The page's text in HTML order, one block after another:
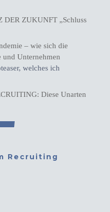
DER ZUKUNFT „Schluss
– wie sich die
und Unternehmen
welches ich
Diese Unarten
Recruiting